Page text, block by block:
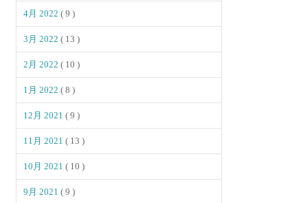
4月 2022( 9 )
3月 2022( 13 )
2月 2022( 10 )
1月 2022( 8 )
12月 2021( 9 )
11月 2021( 13 )
10月 2021( 10 )
9月 2021( 9 )